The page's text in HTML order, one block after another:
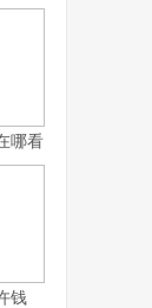
哪看
钱